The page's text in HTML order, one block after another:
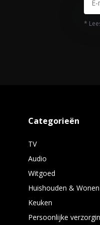
*
Categorieën
TV
Audio
Witgoed
Huishouden & Wonen
Keuken
Persoonlijke